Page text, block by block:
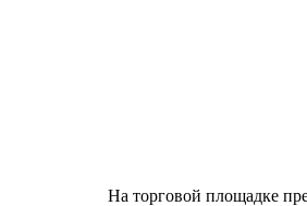
На торговой площадке